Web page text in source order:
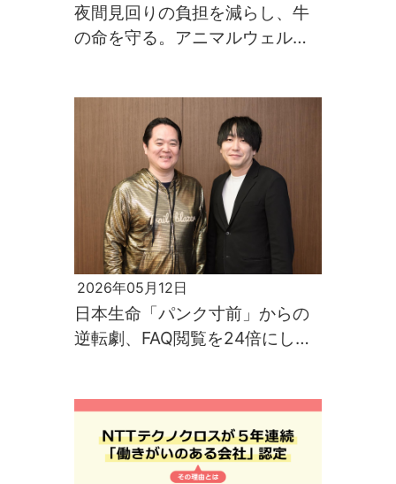
夜間見回りの負担を減らし、牛
の命を守る。アニマルウェルフ
2026年05月12日
日本生命「パンク寸前」からの
逆転劇、FAQ閲覧を24倍にした